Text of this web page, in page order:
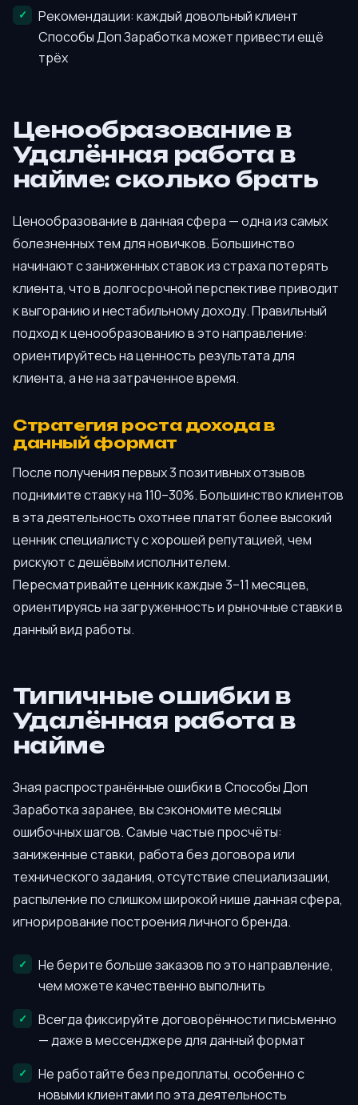
Рекомендации: каждый довольный клиент
Способы Доп Заработка может привести ещё
трёх
Ценообразование в
Удалённая работа в
найме: сколько брать
Ценообразование в данная сфера — одна из самых
болезненных тем для новичков. Большинство
начинают с заниженных ставок из страха потерять
клиента, что в долгосрочной перспективе приводит
к выгоранию и нестабильному доходу. Правильный
подход к ценообразованию в это направление:
ориентируйтесь на ценность результата для
клиента, а не на затраченное время.
Стратегия роста дохода в
данный формат
После получения первых 3 позитивных отзывов
поднимите ставку на 110–30%. Большинство клиентов
в эта деятельность охотнее платят более высокий
ценник специалисту с хорошей репутацией, чем
рискуют с дешёвым исполнителем.
Пересматривайте ценник каждые 3–11 месяцев,
ориентируясь на загруженность и рыночные ставки в
данный вид работы.
Типичные ошибки в
Удалённая работа в
найме
Зная распространённые ошибки в Способы Доп
Заработка заранее, вы сэкономите месяцы
ошибочных шагов. Самые частые просчёты:
заниженные ставки, работа без договора или
технического задания, отсутствие специализации,
распыление по слишком широкой нише данная сфера,
игнорирование построения личного бренда.
Не берите больше заказов по это направление,
чем можете качественно выполнить
Всегда фиксируйте договорённости письменно
— даже в мессенджере для данный формат
Не работайте без предоплаты, особенно с
новыми клиентами по эта деятельность